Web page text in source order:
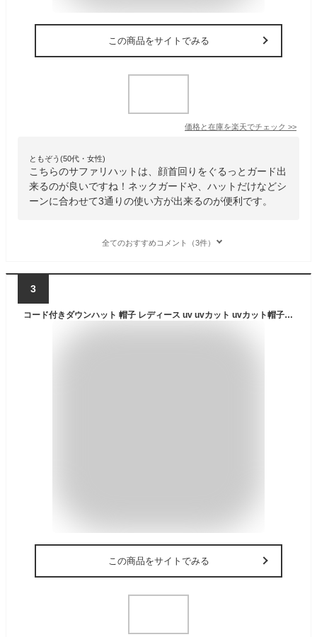
この商品をサイトでみる
価格と在庫を楽天でチェック >>
ともぞう(50代・女性)
こちらのサファリハットは、顔首回りをぐるっとガード出
来るのが良いですね！ネックガードや、ハットだけなどシ
ーンに合わせて3通りの使い方が出来るのが便利です。
全てのおすすめコメント（3件）
3
コード付きダウンハット 帽子 レディース uv uvカット uvカット帽子 100% 春夏 夏 日焼け防止 ハット サファリハット ゴルフ 日焼け防止 日除け 日よけ ひよけ 秋冬 コーデュロイ 手洗い 紐付き 大きめ 母の日 101945 / ihat0501
この商品をサイトでみる